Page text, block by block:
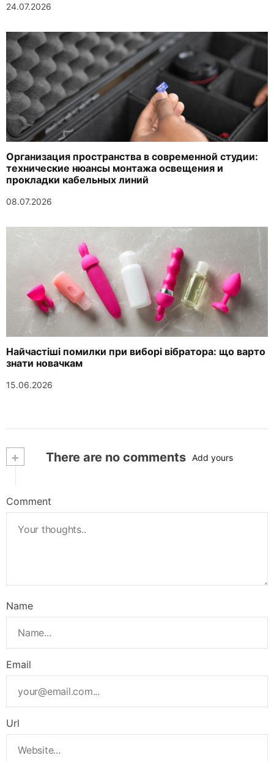
24.07.2026
Организация пространства в современной студии:
технические нюансы монтажа освещения и
прокладки кабельных линий
08.07.2026
Найчастіші помилки при виборі вібратора: що варто
знати новачкам
15.06.2026
+ There are no comments Add yours
Comment
Name
Email
Url